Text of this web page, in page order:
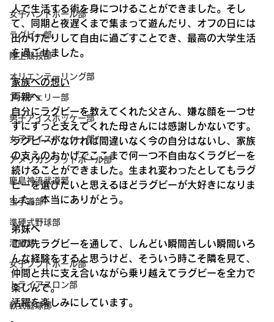
女子ハンドボール部
ラグビー部
陸上競技部
オリエンテーリング部
アーチェリー部
男子アイスホッケー部
女子アイスホッケー部
アメリカンフットボール部
鹿島神流武道部
空手道部
準硬式野球部
漕艇部
女子ソフトボール部
トライアスロン部
軟式庭球部
人で生活する術を身につけることができました。そし
て、同期と夜遅くまで集まって遊んだり、オフの日には
出かけたりして自由に過ごすことでき、最高の大学生活
を過ごせました。
家族への想い
両親へ
自分にラグビーを教えてくれた父さん、嫌な顔を一つせ
ずにずっと支えてくれた母さんには感謝しかないです。
ラグビーがなければ間違いなく今の自分はないし、家族
の支えのおかげでここまで何一つ不自由なくラグビーを
続けることができました。生まれ変わったとしてもラグ
ビーを選びたいと思えるほどラグビーが大好きになりま
した。本当にありがとう。
弟妹へ
この先ラグビーを通して、しんどい瞬間苦しい瞬間いろ
んな経験をすると思うけど、そういう時こそ隣を見て、
仲間と共に支え合いながら乗り越えてラグビーを全力で
楽しんで。
活躍を楽しみにしています。